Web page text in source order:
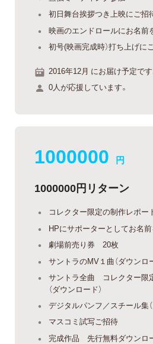
初日舞台挨拶つき上映にご招
映画のエンドロールにお名前
初号(映画完成時）打ち上げに
2016年12月 にお届け予定です
0人が応援しています。
1000000 円
1000000円リターン
コレクター限定の制作レポ
HPにサポーターとしてお名前
劇場前売り券 20枚
サントラのMV１曲（ダウンロ
サントラ全曲 コレクター限
（ダウンロード）
デジタルパンフ／スチール集
マスコミ試写ご招待
完成作品 先行無料ダウンロ